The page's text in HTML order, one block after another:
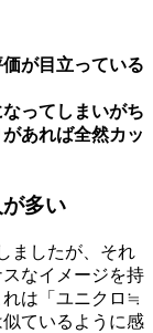
が目立っている
ってしまいがち
あれば全然カッ
多い
ましたが、それ
なイメージを持
は「ユニクロ≒
ているように感